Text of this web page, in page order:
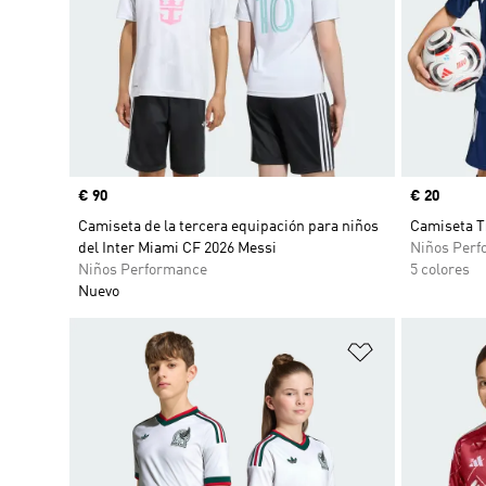
Precio
€ 90
Camiseta de la tercera equipación para niños
del Inter Miami CF 2026 Messi
Niños Performance
Nuevo
Precio
€ 20
Camiseta
Niños
5 colores
Añadir a la